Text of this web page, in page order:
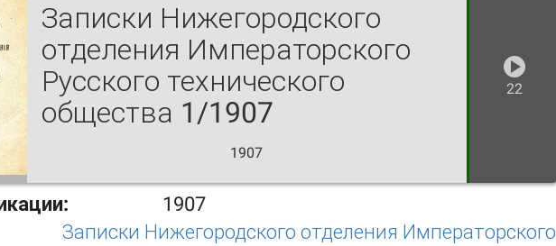
Записки Нижегородского
отделения Императорского
Русского технического
общества 1/1907
1907
22
1907
Записки Нижегородского отделения Императорского